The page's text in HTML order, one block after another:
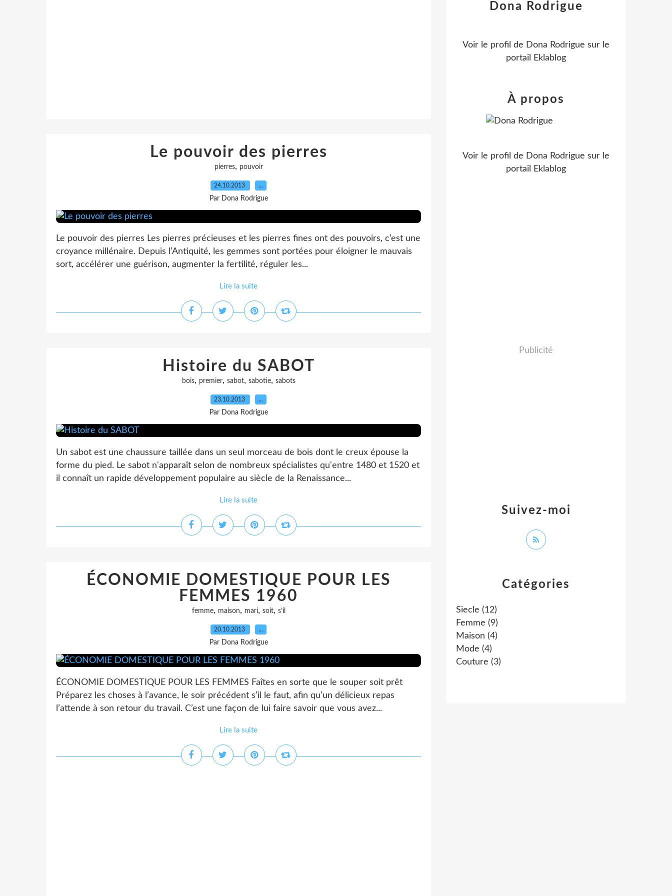
Le pouvoir des pierres
pierres, pouvoir
24.10.2013 …
Par Dona Rodrigue
Le pouvoir des pierres Les pierres précieuses et les pierres fines ont des pouvoirs, c’est une
croyance millénaire. Depuis l’Antiquité, les gemmes sont portées pour éloigner le mauvais
sort, accélérer une guérison, augmenter la fertilité, réguler les...
Lire la suite
Histoire du SABOT
bois, premier, sabot, sabotie, sabots
23.10.2013 …
Par Dona Rodrigue
Un sabot est une chaussure taillée dans un seul morceau de bois dont le creux épouse la
forme du pied. Le sabot n'apparaît selon de nombreux spécialistes qu'entre 1480 et 1520 et
il connaît un rapide développement populaire au siècle de la Renaissance...
Lire la suite
ÉCONOMIE DOMESTIQUE POUR LES
FEMMES 1960
femme, maison, mari, soit, s’il
20.10.2013 …
Par Dona Rodrigue
ÉCONOMIE DOMESTIQUE POUR LES FEMMES Faîtes en sorte que le souper soit prêt
Préparez les choses à l’avance, le soir précédent s’il le faut, afin qu’un délicieux repas
l’attende à son retour du travail. C’est une façon de lui faire savoir que vous avez...
Lire la suite
Catégories
Siecle (12)
Femme (9)
Maison (4)
Mode (4)
Couture (3)
Dona Rodrigue
Voir le profil de Dona Rodrigue sur le
portail Eklablog
Suivez-moi
À propos
Voir le profil de Dona Rodrigue sur le
portail Eklablog
Publicité